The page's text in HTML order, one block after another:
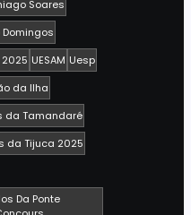
Soares
UESAM Uesp
da Ilha
da Tamandaré
da Tijuca 2025
Da Ponte